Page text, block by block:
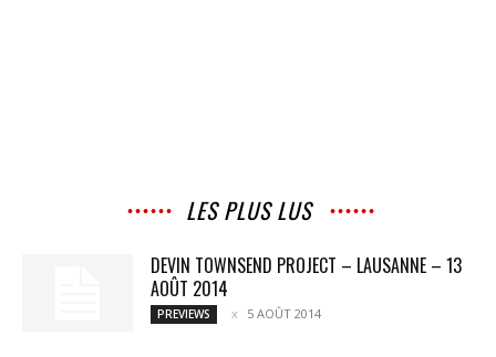
LES PLUS LUS
DEVIN TOWNSEND PROJECT – LAUSANNE – 13
AOÛT 2014
PREVIEWS 5 AOÛT 2014